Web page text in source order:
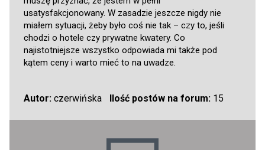
usatysfakcjonowany. W zasadzie jeszcze nigdy nie
miałem sytuacji, żeby było coś nie tak – czy to, jeśli
chodzi o hotele czy prywatne kwatery. Co
najistotniejsze wszystko odpowiada mi także pod
kątem ceny i warto mieć to na uwadze.
Autor: czerwińska Ilość postów na forum:15